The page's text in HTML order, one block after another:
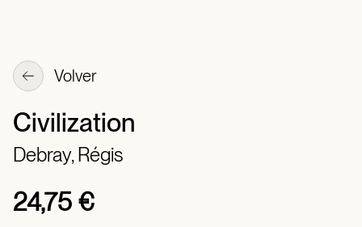
Volver
Civilization
Debray, Régis
24,75 €